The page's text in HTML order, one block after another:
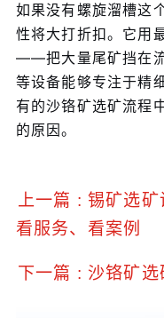
如果没有螺旋溜槽这
性将大打折扣。它用
——把大量尾矿挡在
等设备能够专注于精
有的沙铬矿选矿流程
的原因。
上一篇 : 锡矿选
看服务、看案例
下一篇 : 沙铬矿选